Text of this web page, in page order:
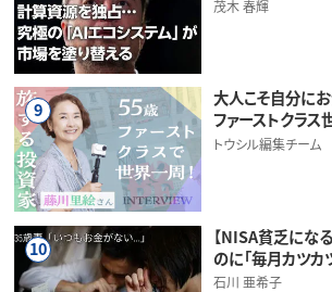
茂木 春輝
9
大人こそ自分にお
ファーストクラ
トウシル編集チーム
10
【NISA貧乏にな
のに「毎月カツ
石川 亜希子